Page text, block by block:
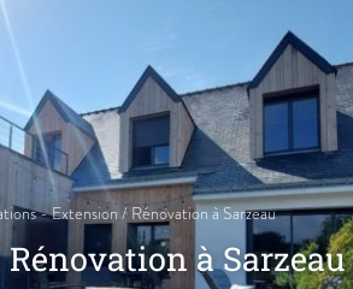
-Extension / Rénovation à Sarzeau
à Sarzeau